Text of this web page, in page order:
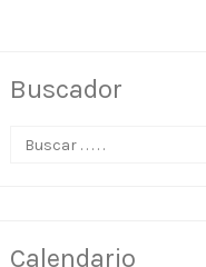
Buscador
Calendario